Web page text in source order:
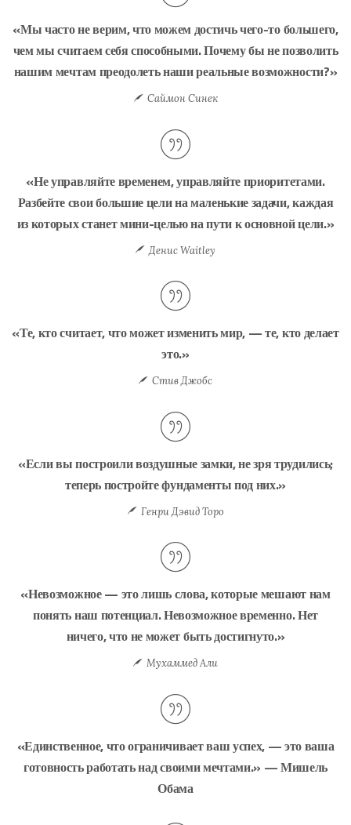
«Мы часто не верим, что можем достичь чего-то большего,
чем мы считаем себя способными. Почему бы не позволить
нашим мечтам преодолеть наши реальные возможности?»
Саймон Синек
«Не управляйте временем, управляйте приоритетами.
Разбейте свои большие цели на маленькие задачи, каждая
из которых станет мини-целью на пути к основной цели.»
Денис Waitley
«Те, кто считает, что может изменить мир, — те, кто делает
это.»
Стив Джобс
«Если вы построили воздушные замки, не зря трудились;
теперь постройте фундаменты под них.»
Генри Дэвид Торо
«Невозможное — это лишь слова, которые мешают нам
понять наш потенциал. Невозможное временно. Нет
ничего, что не может быть достигнуто.»
Мухаммед Али
«Единственное, что ограничивает ваш успех, — это ваша
готовность работать над своими мечтами.» — Мишель
Обама